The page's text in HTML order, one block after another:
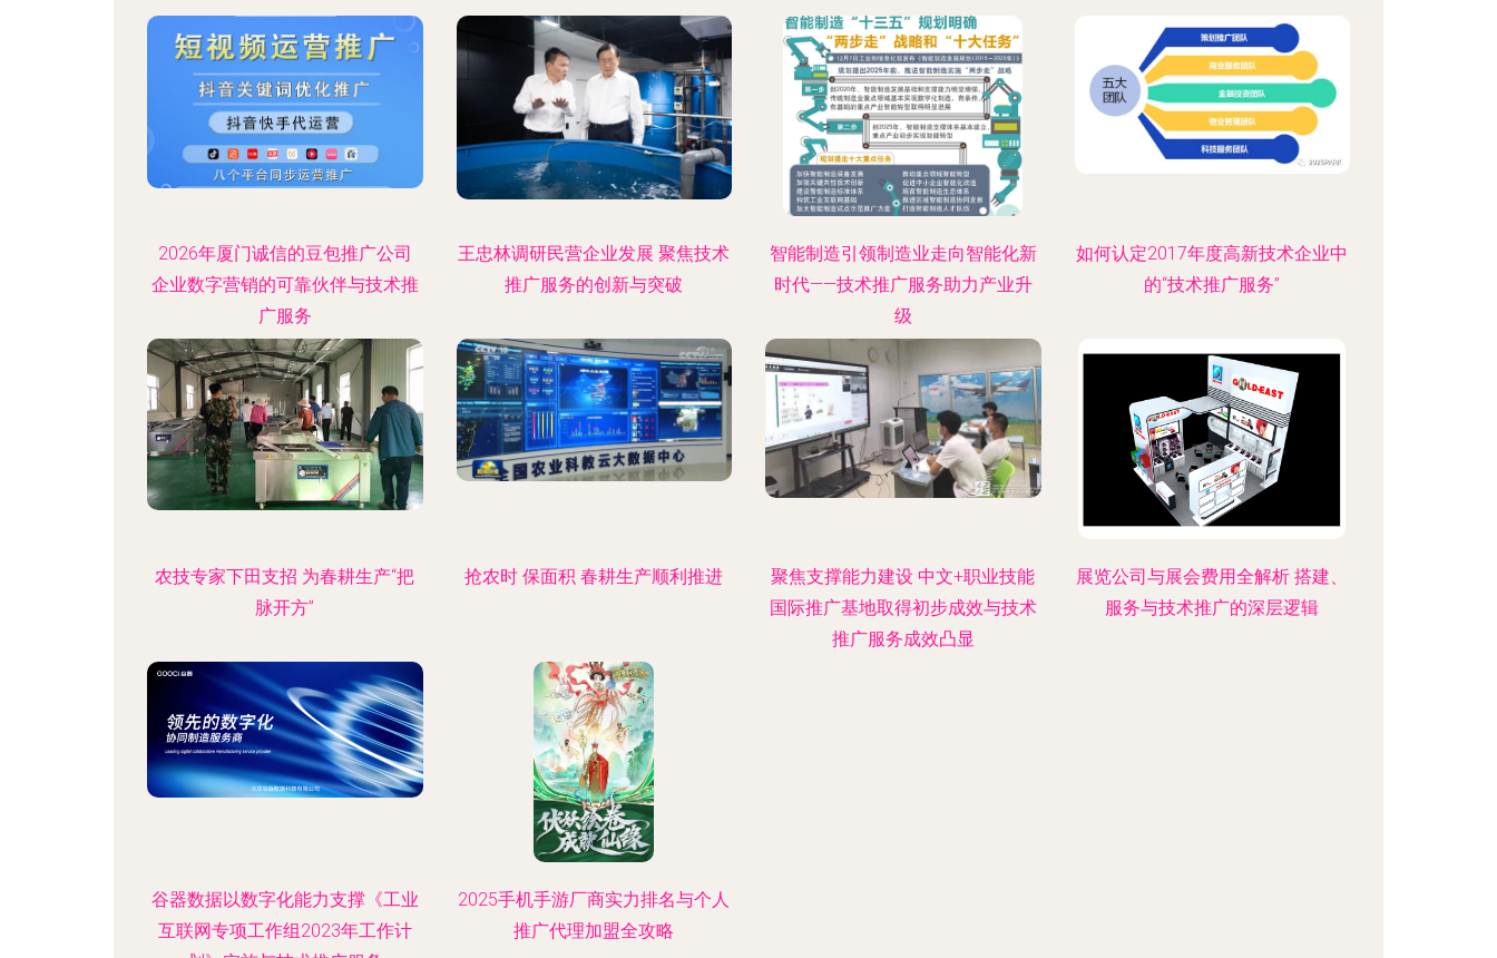
2026年厦门诚信的豆包推广公司
企业数字营销的可靠伙伴与技术推
广服务
王忠林调研民营企业发展 聚焦技术
推广服务的创新与突破
智能制造引领制造业走向智能化新
时代——技术推广服务助力产业升
级
如何认定2017年度高新技术企业中
的“技术推广服务”
农技专家下田支招 为春耕生产“把
脉开方”
抢农时 保面积 春耕生产顺利推进
聚焦支撑能力建设 中文+职业技能
国际推广基地取得初步成效与技术
推广服务成效凸显
展览公司与展会费用全解析 搭建、
服务与技术推广的深层逻辑
谷器数据以数字化能力支撑《工业
互联网专项工作组2023年工作计
2025手机手游厂商实力排名与个人
推广代理加盟全攻略